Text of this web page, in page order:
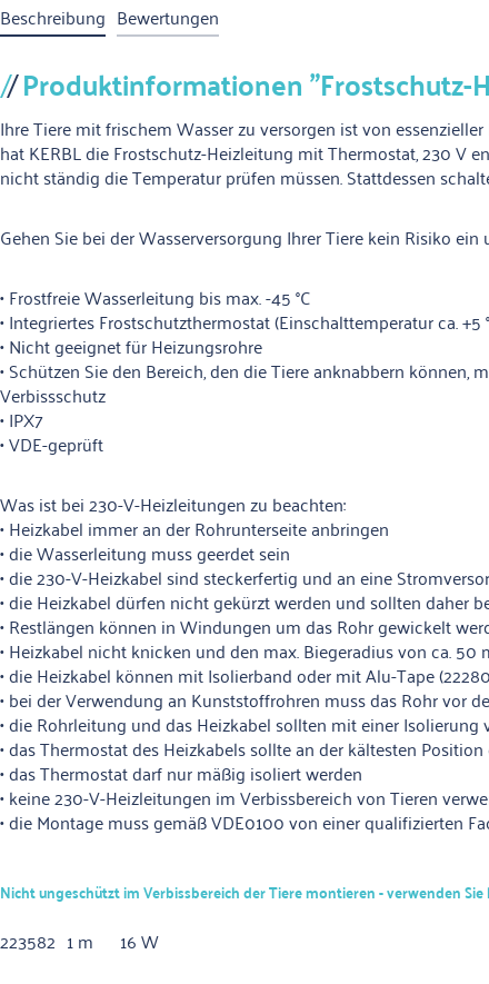
Beschreibung Bewertungen
Produktinformationen
Ihre Tiere mit frischem Wasser zu versorgen ist von
hat KERBL die Frostschutz-Heizleitung mit Thermostat, 230 V
nicht ständig die Temperatur prüfen müssen. Stattdessen
Gehen Sie bei der Wasserversorgung Ihrer Tiere kein Risiko
• Frostfreie Wasserleitung bis max. -45 °C
• Integriertes Frostschutzthermostat (Einschalttemperatur ca. +5
• Nicht geeignet für Heizungsrohre
• Schützen Sie den Bereich, den die Tiere anknabbern können,
Verbissschutz
• IPX7
• VDE-geprüft
Was ist bei 230-V-Heizleitungen zu beachten:
• Heizkabel immer an der Rohrunterseite anbringen
• die Wasserleitung muss geerdet sein
• die 230-V-Heizkabel sind steckerfertig und an eine
• die Heizkabel dürfen nicht gekürzt werden und sollten daher
• Restlängen können in Windungen um das Rohr gewickelt
• Heizkabel nicht knicken und den max. Biegeradius von ca. 50
• die Heizkabel können mit Isolierband oder mit Alu-Tape
• bei der Verwendung an Kunststoffrohren muss das Rohr vor
• die Rohrleitung und das Heizkabel sollten mit einer
• das Thermostat des Heizkabels sollte an der kältesten
• das Thermostat darf nur mäßig isoliert werden
• keine 230-V-Heizleitungen im Verbissbereich von Tieren
• die Montage muss gemäß VDE0100 von einer qualifizierten
Nicht ungeschützt im Verbissbereich der Tiere montieren - verwenden
223582 1 m
16 W